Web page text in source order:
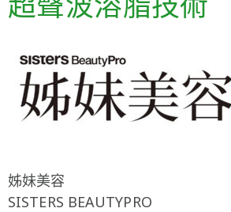
姊妹美容
SISTERS BEAUTYPRO